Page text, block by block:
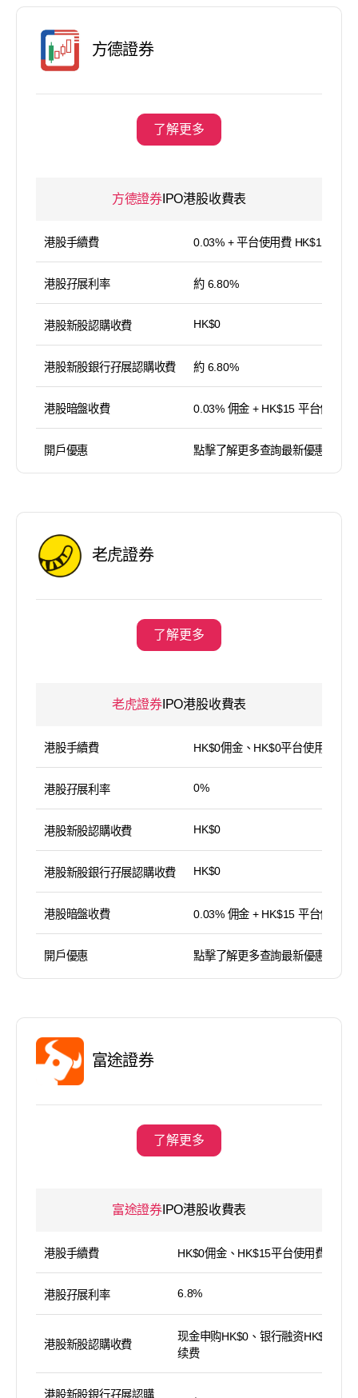
方德證券
了解更多
方德證券IPO港股收費表
港股手續費 0.03% + 平台使用費 HK$15／筆
港股孖展利率 約 6.80%
港股新股認購收費 HK$0
港股新股銀行孖展認購收費 約 6.80%
港股暗盤收費 0.03% 佣金 + HK$15 平台使用費
開戶優惠 點擊了解更多查詢最新優惠
老虎證券
了解更多
老虎證券IPO港股收費表
港股手續費 HK$0佣金、HK$0平台使用費
港股孖展利率 0%
港股新股認購收費 HK$0
港股新股銀行孖展認購收費 HK$0
港股暗盤收費 0.03% 佣金 + HK$15 平台使用費
開戶優惠 點擊了解更多查詢最新優惠
富途證券
了解更多
富途證券IPO港股收費表
港股手續費 HK$0佣金、HK$15平台使用費
港股孖展利率 6.8%
港股新股認購收費
现金申购HK$0、银行融资HK$100手
续费
港股新股銀行孖展認購